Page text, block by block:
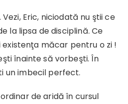
Eric, niciodată nu ştii ce
la lipsa de disciplină. Ce
existenţa măcar pentru o zi !
înainte să vorbeşti. În
un imbecil perfect.
de aridă în cursul